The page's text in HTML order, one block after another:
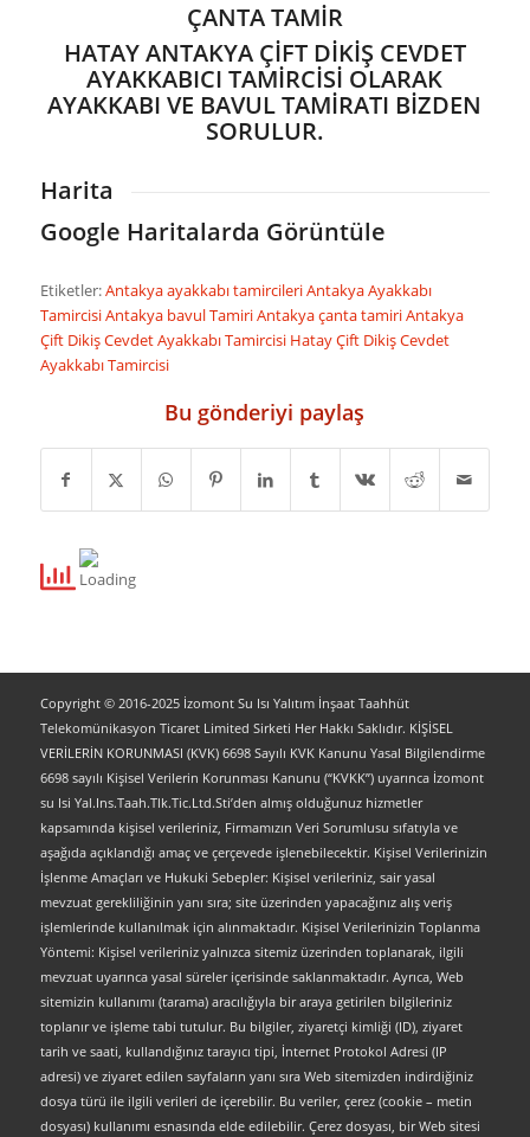
ÇANTA TAMİR
HATAY ANTAKYA ÇİFT DİKİŞ CEVDET
AYAKKABICI TAMİRCİSİ OLARAK
AYAKKABI VE BAVUL TAMİRATI BİZDEN
SORULUR.
Harita
Google Haritalarda Görüntüle
Etiketler:Antakya ayakkabı tamircileriAntakya Ayakkabı
TamircisiAntakya bavul TamiriAntakya çanta tamiriAntakya
Çift Dikiş Cevdet Ayakkabı Tamircisi Hatay Çift Dikiş Cevdet
Ayakkabı Tamircisi
Bu gönderiyi paylaş
Copyright © 2016-2025 İzomont Su Isı Yalıtım İnşaat Taahhüt
Telekomünikasyon Ticaret Limited Sirketi Her Hakkı Saklıdır. KİŞİSEL
VERİLERİN KORUNMASI (KVK) 6698 Sayılı KVK Kanunu Yasal Bilgilendirme
6698 sayılı Kişisel Verilerin Korunması Kanunu (“KVKK”) uyarınca İzomont
su Isi Yal.Ins.Taah.Tlk.Tic.Ltd.Sti’den almış olduğunuz hizmetler
kapsamında kişisel verileriniz, Firmamızın Veri Sorumlusu sıfatıyla ve
aşağıda açıklandığı amaç ve çerçevede işlenebilecektir. Kişisel Verilerinizin
İşlenme Amaçları ve Hukuki Sebepler: Kişisel verileriniz, sair yasal
mevzuat gerekliliğinin yanı sıra; site üzerinden yapacağınız alış veriş
işlemlerinde kullanılmak için alınmaktadır. Kişisel Verilerinizin Toplanma
Yöntemi: Kişisel verileriniz yalnızca sitemiz üzerinden toplanarak, ilgili
mevzuat uyarınca yasal süreler içerisinde saklanmaktadır. Ayrıca, Web
sitemizin kullanımı (tarama) aracılığıyla bir araya getirilen bilgileriniz
toplanır ve işleme tabi tutulur. Bu bilgiler, ziyaretçi kimliği (ID), ziyaret
tarih ve saati, kullandığınız tarayıcı tipi, İnternet Protokol Adresi (IP
adresi) ve ziyaret edilen sayfaların yanı sıra Web sitemizden indirdiğiniz
dosya türü ile ilgili verileri de içerebilir. Bu veriler, çerez (cookie – metin
dosyası) kullanımı esnasında elde edilebilir. Çerez dosyası, bir Web sitesi